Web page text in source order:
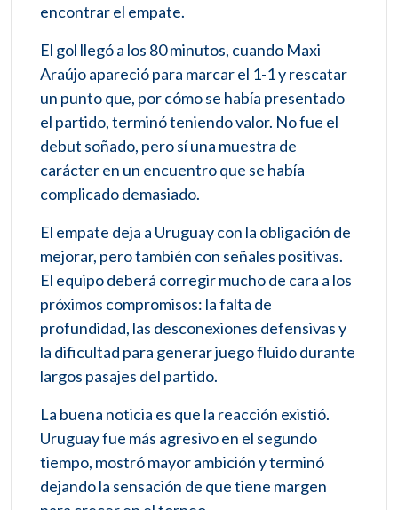
encontrar el empate.
El gol llegó a los 80 minutos, cuando Maxi
Araújo apareció para marcar el 1-1 y rescatar
un punto que, por cómo se había presentado
el partido, terminó teniendo valor. No fue el
debut soñado, pero sí una muestra de
carácter en un encuentro que se había
complicado demasiado.
El empate deja a Uruguay con la obligación de
mejorar, pero también con señales positivas.
El equipo deberá corregir mucho de cara a los
próximos compromisos: la falta de
profundidad, las desconexiones defensivas y
la dificultad para generar juego fluido durante
largos pasajes del partido.
La buena noticia es que la reacción existió.
Uruguay fue más agresivo en el segundo
tiempo, mostró mayor ambición y terminó
dejando la sensación de que tiene margen